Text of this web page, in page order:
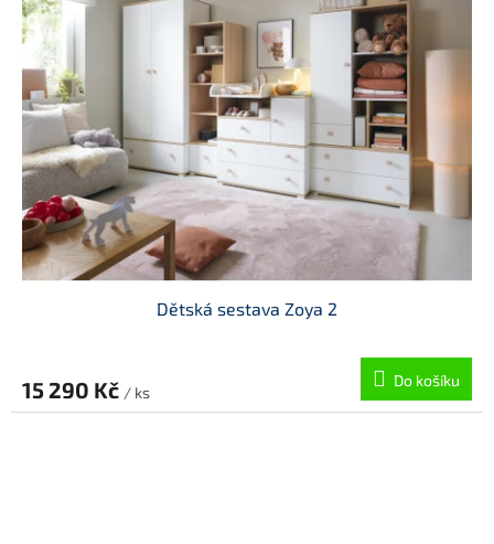
Dětská sestava Zoya 2
15 290 Kč / ks
Do košíku